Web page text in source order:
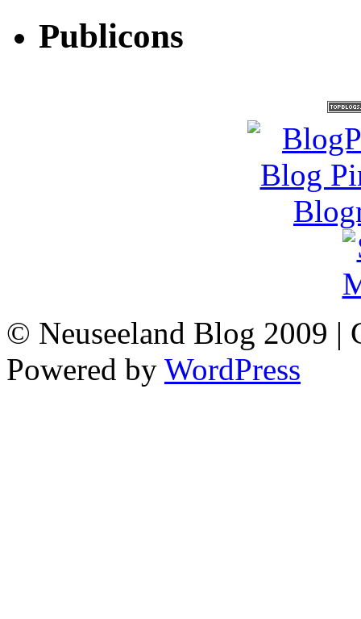
Publicons
© Neuseeland Blog 2009 |
Powered by WordPress